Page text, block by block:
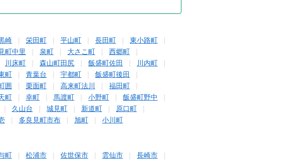
崎 栄田町 平山町 長田町
東小路町
町中里 泉町 大さこ町
西郷町
川床町 森山町田尻 飯盛町佐田
川内町
町 青葉台 宇都町
飯盛町後田
囲 栗面町 高来町法川
福田町
町 幸町 馬渡町 小野町
飯盛町野中
久山台 城見町 新道町
原口町
多良見町市布 旭町 小川町
町 松浦市 佐世保市 雲仙市
長崎市